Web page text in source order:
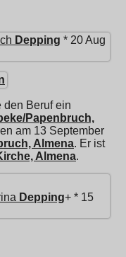
Depping * 20 Aug
den Beruf ein
Papenbruch,
am 13 September
Almena. Er ist
Almena.
Depping+ * 15